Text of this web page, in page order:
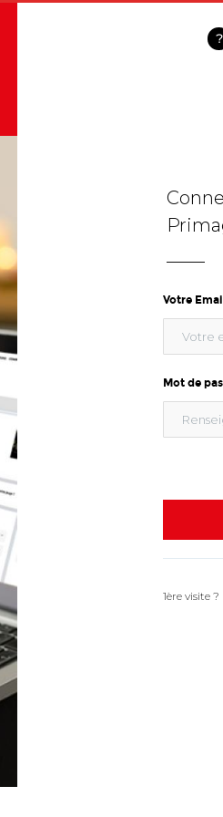
Votre
Mot de
1ère visite ?